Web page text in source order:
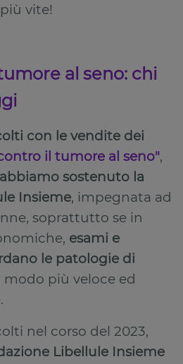
vite!
al seno: chi
con le vendite dei
il tumore al seno",
abbiamo sostenuto la
Insieme, impegnata ad
soprattutto se in
esami e
le patologie di
modo più veloce ed
nel corso del 2023,
Libellule Insieme